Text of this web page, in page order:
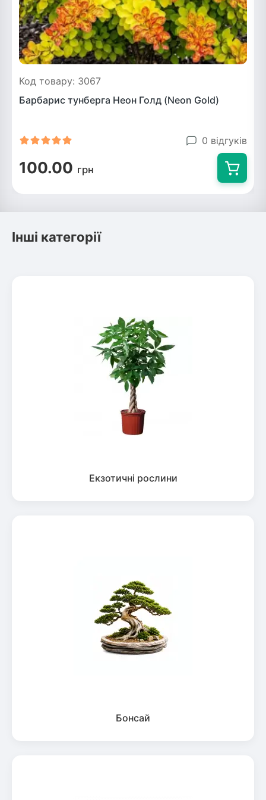
Код товару: 3067
Барбарис тунберга Неон Голд (Neon Gold)
0 відгуків
100.00 грн
Інші категорії
Екзотичні рослини
Бонсай